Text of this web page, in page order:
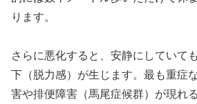
ります。
さらに悪化すると、安静にしていて
下（脱力感）が生じます。最も重症
害や排便障害（馬尾症候群）が現れ